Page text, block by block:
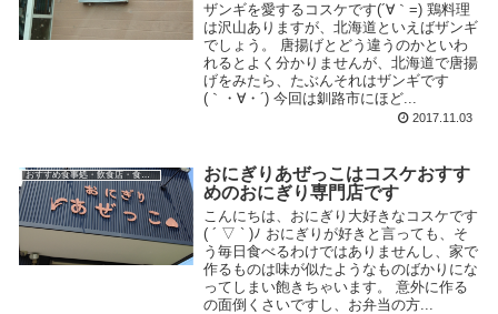
ザンギを愛するコスケです(´∀｀=) 鶏料理
は沢山ありますが、北海道といえばザンギ
でしょう。 唐揚げとどう違うのかといわ
れるとよく分かりませんが、北海道で唐揚
げをみたら、たぶんそれはザンギです
(｀・∀・´) 今回は釧路市にほど...
2017.11.03
おすすめ食事処・飲食店・食べ物
おにぎりあぜっこはコスケおすす
めのおにぎり専門店です
こんにちは、おにぎり大好きなコスケです
( ´ ▽ ` )ﾉ おにぎりが好きと言っても、そ
う毎日食べるわけではありませんし、家で
作るものは味が似たようなものばかりにな
ってしまい飽きちゃいます。 意外に作る
の面倒くさいですし、お弁当の方...